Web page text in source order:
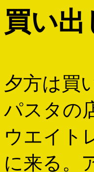
買い
夕方は買
パスタの
ウエイト
に来る。